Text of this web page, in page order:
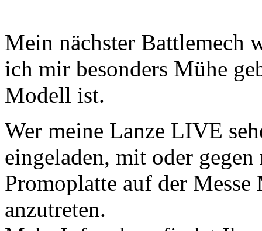
Mein nächster Battlemech
ich mir besonders Mühe
Modell ist.
Wer meine Lanze LIVE
eingeladen, mit oder
Promoplatte auf der Messe
anzutreten.